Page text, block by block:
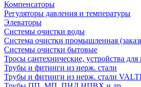
Компенсаторы
Регуляторы давления и температуры
Элеваторы
Системы очистки воды
Система очистки промышленная
Системы очистки бытовые
Тросы сантехнические, устройства для
Трубы и фитинги из нерж. стали
Трубы и фитинги из нерж. стали